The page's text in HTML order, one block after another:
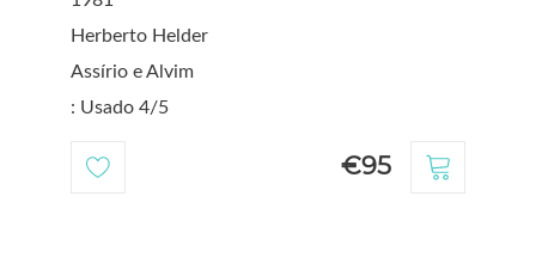
Herberto Helder
Assírio e Alvim
: Usado 4/5
€95